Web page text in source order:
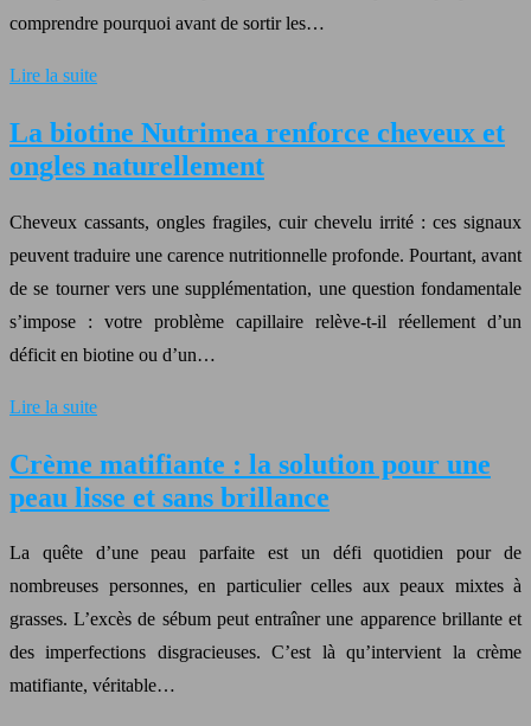
comprendre pourquoi avant de sortir les…
Lire la suite
La biotine Nutrimea renforce cheveux et
ongles naturellement
Cheveux cassants, ongles fragiles, cuir chevelu irrité : ces signaux
peuvent traduire une carence nutritionnelle profonde. Pourtant, avant
de se tourner vers une supplémentation, une question fondamentale
s’impose : votre problème capillaire relève-t-il réellement d’un
déficit en biotine ou d’un…
Lire la suite
Crème matifiante : la solution pour une
peau lisse et sans brillance
La quête d’une peau parfaite est un défi quotidien pour de
nombreuses personnes, en particulier celles aux peaux mixtes à
grasses. L’excès de sébum peut entraîner une apparence brillante et
des imperfections disgracieuses. C’est là qu’intervient la crème
matifiante, véritable…